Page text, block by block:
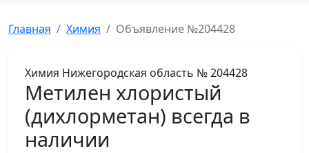
Главная Химия Объявление №204428
Химия Нижегородская область № 204428
Метилен хлористый
(дихлорметан) всегда в
наличии